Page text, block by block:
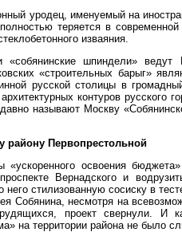
уродец, именуемый на
теряется в
изваяния.
«собянинские шпиндели»
«строительных барыг»
русской столицы в
контуров русского
называют Москву
району Первопрестольной
«ускоренного освоения
Вернадского и
стилизованную сосиску в
Собянина, несмотря на
проект свернули. И
на территории района не было